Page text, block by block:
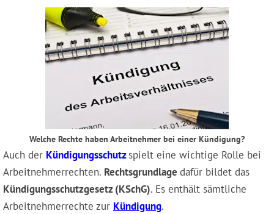
Welche Rechte haben Arbeitnehmer bei einer Kündigung?
Auch der Kündigungsschutzspielt eine wichtige Rolle bei
Arbeitnehmerrechten. Rechtsgrundlage dafür bildet das
Kündigungsschutzgesetz (KSchG). Es enthält sämtliche
Arbeitnehmerrechte zur Kündigung.